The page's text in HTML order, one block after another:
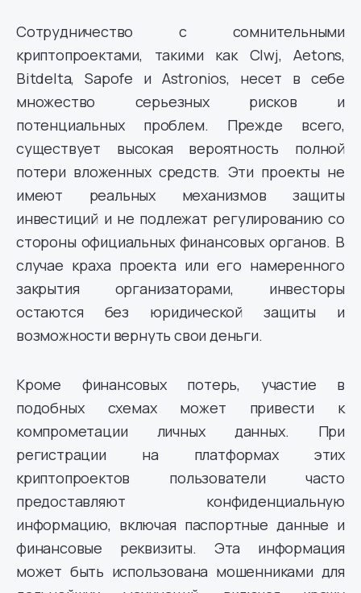
Сотрудничество с сомнительными
криптопроектами, такими как Clwj, Aetons,
Bitdelta, Sapofe и Astronios, несет в себе
множество серьезных рисков и
потенциальных проблем. Прежде всего,
существует высокая вероятность полной
потери вложенных средств. Эти проекты не
имеют реальных механизмов защиты
инвестиций и не подлежат регулированию со
стороны официальных финансовых органов. В
случае краха проекта или его намеренного
закрытия организаторами, инвесторы
остаются без юридической защиты и
возможности вернуть свои деньги.
Кроме финансовых потерь, участие в
подобных схемах может привести к
компрометации личных данных. При
регистрации на платформах этих
криптопроектов пользователи часто
предоставляют конфиденциальную
информацию, включая паспортные данные и
финансовые реквизиты. Эта информация
может быть использована мошенниками для